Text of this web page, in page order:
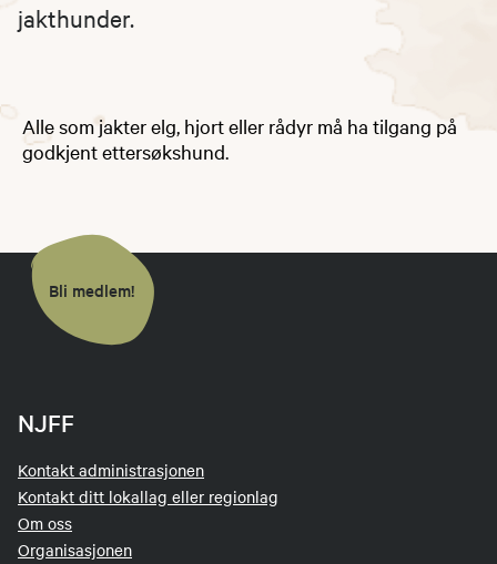
jakthunder.
Alle som jakter elg, hjort eller rådyr må ha tilgang på
godkjent ettersøkshund.
Bli medlem!
NJFF
Kontakt administrasjonen
Kontakt ditt lokallag eller regionlag
Om oss
Organisasjonen